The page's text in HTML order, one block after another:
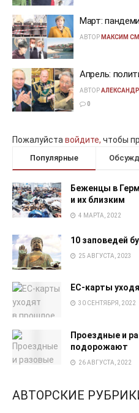
Март:
АВТОР МАКСИМ
Апрель:
АВТОР
0
Пожалуйставойдите, чтобы
Популярные
Беженцы в
и их близким
4 МАРТА, 2022
10 заповедей
25 АВГУСТА, 2023
EC-карты
30 СЕНТЯБРЯ, 2022
Проездные и
подорожают
26 АВГУСТА, 2022
АВТОРСКИЕ